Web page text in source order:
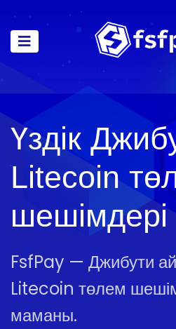
Үздік
Litecoin
шешімдері
FsfPay — Джибути
Litecoin төлем
маманы.